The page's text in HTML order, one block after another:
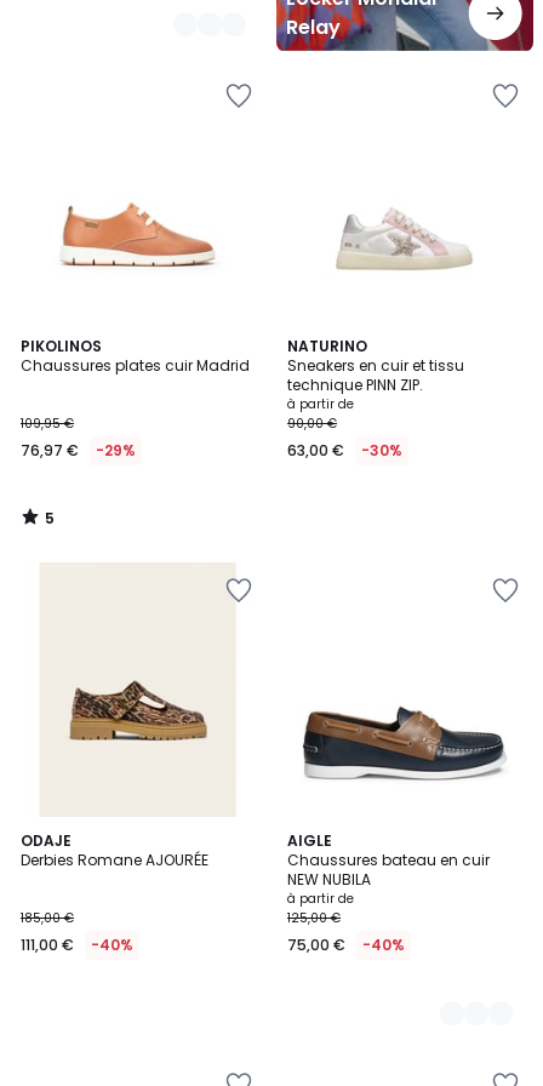
Relay
PIKOLINOS
Chaussures plates cuir Madrid
109,95 €
76,97 € -29%
5
/
5
/
NATURINO
Sneakers en cuir et tissu
technique PINN ZIP.
à partir de
90,00 €
63,00 € -30%
ODAJE
Derbies Romane AJOURÉE
185,00 €
111,00 € -40%
AIGLE
Chaussures bateau en cuir
NEW NUBILA
à partir de
125,00 €
75,00 € -40%
2
Couleurs